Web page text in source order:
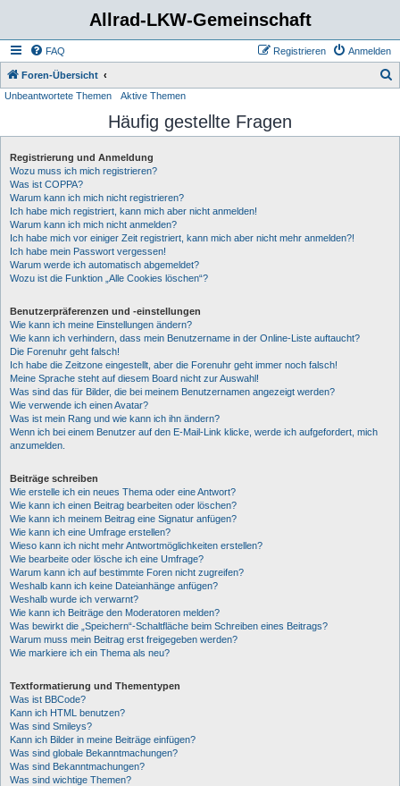
Allrad-LKW-Gemeinschaft
FAQ Anmelden
Registrieren
Foren-Übersicht
h
Unbeantwortete Themen Aktive Themen
Häufig gestellte Fragen
Registrierung und Anmeldung
Wozu muss ich mich registrieren?
Was ist COPPA?
Warum kann ich mich nicht registrieren?
Ich habe mich registriert, kann mich aber nicht anmelden!
Warum kann ich mich nicht anmelden?
Ich habe mich vor einiger Zeit registriert, kann mich aber nicht mehr anmelden?!
Ich habe mein Passwort vergessen!
Warum werde ich automatisch abgemeldet?
Wozu ist die Funktion „Alle Cookies löschen“?
Benutzerpräferenzen und -einstellungen
Wie kann ich meine Einstellungen ändern?
Wie kann ich verhindern, dass mein Benutzername in der Online-Liste auftaucht?
Die Forenuhr geht falsch!
Ich habe die Zeitzone eingestellt, aber die Forenuhr geht immer noch falsch!
Meine Sprache steht auf diesem Board nicht zur Auswahl!
Was sind das für Bilder, die bei meinem Benutzernamen angezeigt werden?
Wie verwende ich einen Avatar?
Was ist mein Rang und wie kann ich ihn ändern?
Wenn ich bei einem Benutzer auf den E-Mail-Link klicke, werde ich aufgefordert, mich
anzumelden.
Beiträge schreiben
Wie erstelle ich ein neues Thema oder eine Antwort?
Wie kann ich einen Beitrag bearbeiten oder löschen?
Wie kann ich meinem Beitrag eine Signatur anfügen?
Wie kann ich eine Umfrage erstellen?
Wieso kann ich nicht mehr Antwortmöglichkeiten erstellen?
Wie bearbeite oder lösche ich eine Umfrage?
Warum kann ich auf bestimmte Foren nicht zugreifen?
Weshalb kann ich keine Dateianhänge anfügen?
Weshalb wurde ich verwarnt?
Wie kann ich Beiträge den Moderatoren melden?
Was bewirkt die „Speichern“-Schaltfläche beim Schreiben eines Beitrags?
Warum muss mein Beitrag erst freigegeben werden?
Wie markiere ich ein Thema als neu?
Textformatierung und Thementypen
Was ist BBCode?
Kann ich HTML benutzen?
Was sind Smileys?
Kann ich Bilder in meine Beiträge einfügen?
Was sind globale Bekanntmachungen?
Was sind Bekanntmachungen?
Was sind wichtige Themen?